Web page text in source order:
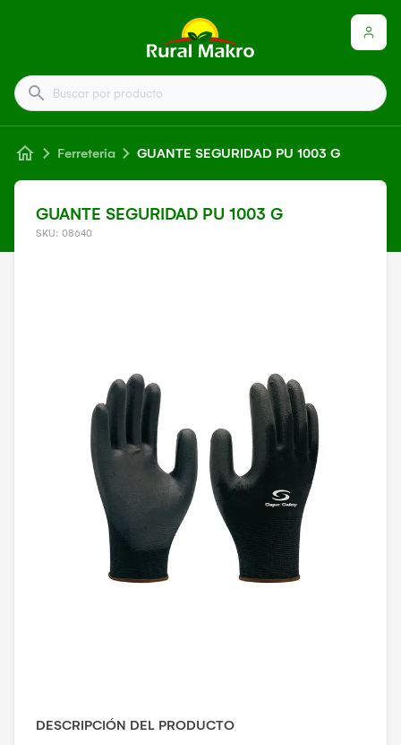
Buscar por producto
Ferreteria GUANTE SEGURIDAD PU 1003 G
GUANTE SEGURIDAD PU 1003 G
SKU: 08640
DESCRIPCIÓN DEL PRODUCTO